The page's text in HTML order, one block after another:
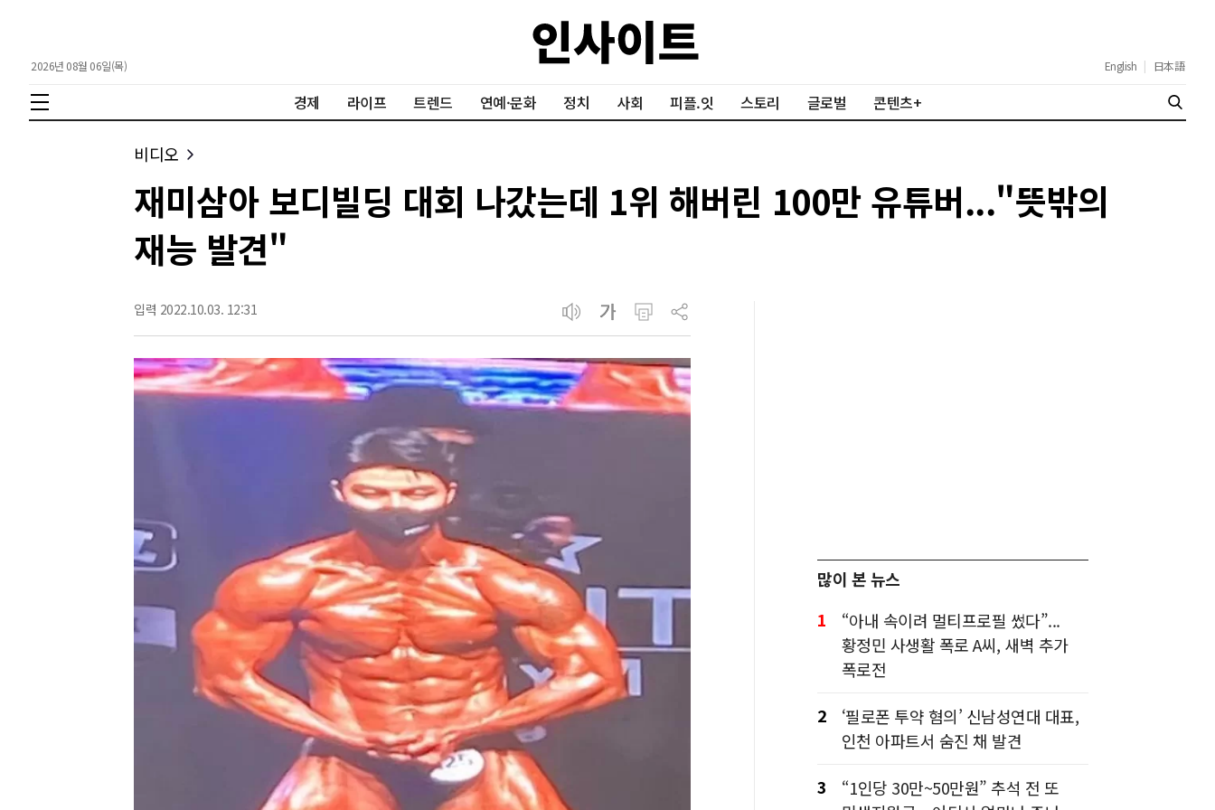
2026년 08월 06일(목) English | 日本語
경제 라이프 트렌드 연예·문화 정치 사회 피플.잇 스토리 글로벌 콘텐츠+
비디오
재미삼아 보디빌딩 대회 나갔는데 1위 해버린 100만 유튜버..."뜻밖의
재능 발견"
입력 2022.10.03. 12:31
많이 본 뉴스
1
“아내 속이려 멀티프로필 썼다”...
황정민 사생활 폭로 A씨, 새벽 추가
폭로전
2
‘필로폰 투약 혐의’ 신남성연대 대표,
인천 아파트서 숨진 채 발견
3
“1인당 30만~50만원” 추석 전 또